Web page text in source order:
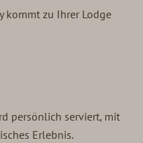
kommt zu Ihrer Lodge
persönlich serviert, mit
Erlebnis.